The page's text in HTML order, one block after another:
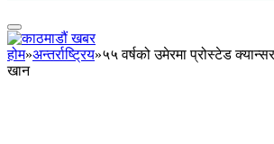
होम»अन्तर्राष्ट्रिय»५५ वर्षको उमेरमा प्रोस्टेड
खान